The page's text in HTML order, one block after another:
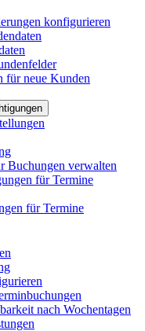
konfigurieren
für neue Kunden
Buchungen verwalten
für Termine
für Termine
nach Wochentagen